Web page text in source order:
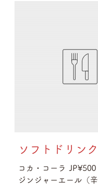
ソフトドリンク
コカ・コーラ JP¥500
ジンジャーエール（辛